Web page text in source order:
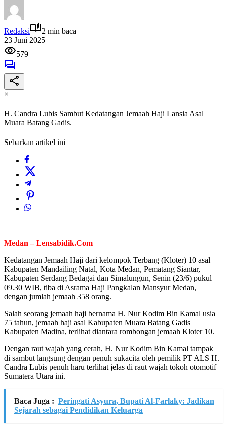
Redaksi
2 min baca
23 Juni 2025
579
×
H. Candra Lubis Sambut Kedatangan Jemaah Haji Lansia Asal
Muara Batang Gadis.
Sebarkan artikel ini
Medan – Lensabidik.Com
Kedatangan Jemaah Haji dari kelompok Terbang (Kloter) 10 asal
Kabupaten Mandailing Natal, Kota Medan, Pematang Siantar,
Kabupaten Serdang Bedagai dan Simalungun, Senin (23/6) pukul
09.30 WIB, tiba di Asrama Haji Pangkalan Mansyur Medan,
dengan jumlah jemaah 358 orang.
Salah seorang jemaah haji bernama H. Nur Kodim Bin Kamal usia
75 tahun, jemaah haji asal Kabupaten Muara Batang Gadis
Kabupaten Madina, terlihat diantara rombongan jemaah Kloter 10.
Dengan raut wajah yang cerah, H. Nur Kodim Bin Kamal tampak
di sambut langsung dengan penuh sukacita oleh pemilik PT ALS H.
Candra Lubis penuh haru terlihat jelas di raut wajah tokoh otomotif
Sumatera Utara ini.
Baca Juga : Peringati Asyura, Bupati Al-Farlaky: Jadikan
Sejarah sebagai Pendidikan Keluarga